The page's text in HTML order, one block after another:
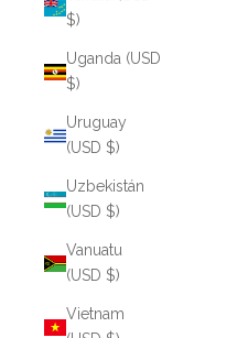
$)
Uganda (USD
$)
Uruguay
(USD $)
Uzbekistán
(USD $)
Vanuatu
(USD $)
Vietnam